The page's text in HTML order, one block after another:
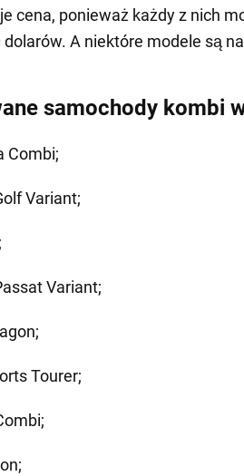
cena, ponieważ każdy z nich
A niektóre modele są
samochody kombi
Combi;
Variant;
Variant;
Tourer;